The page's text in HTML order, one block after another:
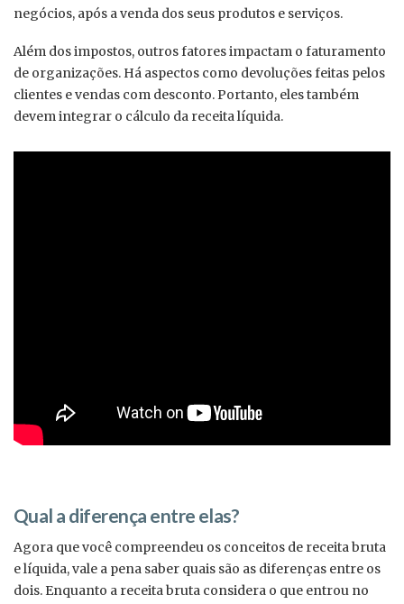
negócios, após a venda dos seus produtos e serviços.
Além dos impostos, outros fatores impactam o faturamento
de organizações. Há aspectos como devoluções feitas pelos
clientes e vendas com desconto. Portanto, eles também
devem integrar o cálculo da receita líquida.
Qual a diferença entre elas?
Agora que você compreendeu os conceitos de receita bruta
e líquida, vale a pena saber quais são as diferenças entre os
dois. Enquanto a receita bruta considera o que entrou no